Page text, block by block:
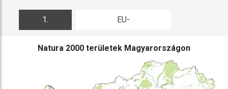
1. EU-
Natura 2000 területek Magyarországon